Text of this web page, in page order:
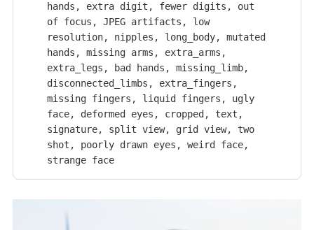
hands, extra digit, fewer digits, out
of focus, JPEG artifacts, low
resolution, nipples, long_body, mutated
hands, missing arms, extra_arms,
extra_legs, bad hands, missing_limb,
disconnected_limbs, extra_fingers,
missing fingers, liquid fingers, ugly
face, deformed eyes, cropped, text,
signature, split view, grid view, two
shot, poorly drawn eyes, weird face,
strange face